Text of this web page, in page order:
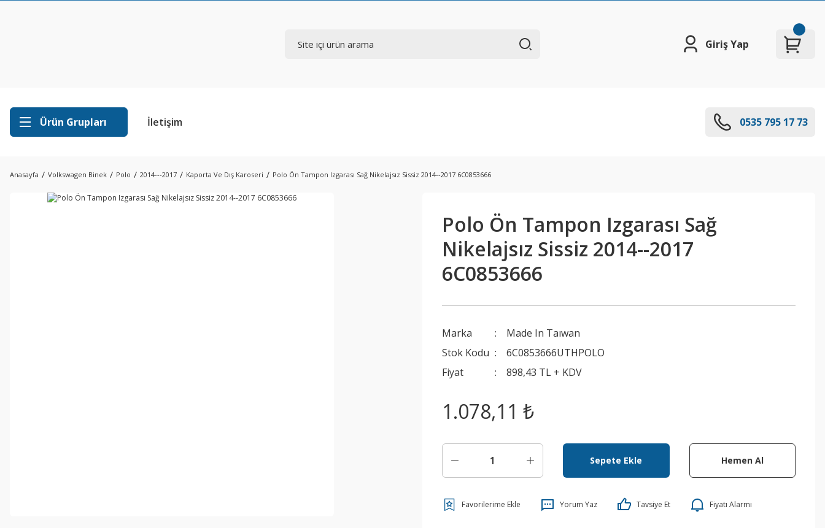
Giriş Yap
Ürün Grupları İletişim 0535 795 17 73
Anasayfa Volkswagen Binek Polo 2014---2017 Kaporta Ve Dış Karoseri Polo Ön Tampon Izgarası Sağ Nikelajsız Sissiz 2014--2017 6C0853666
Polo Ön Tampon Izgarası Sağ
Nikelajsız Sissiz 2014--2017
6C0853666
Marka
Made In Taıwan
Stok Kodu
6C0853666UTHPOLO
Fiyat
898,43 TL + KDV
1.078,11 ₺
Sepete Ekle Hemen Al
Yorum Yaz Tavsiye Et Fiyatı Alarmı